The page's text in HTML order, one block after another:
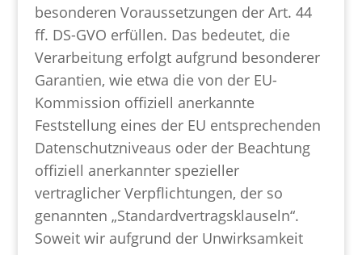
besonderen Voraussetzungen der Art. 44
ff. DS-GVO erfüllen. Das bedeutet, die
Verarbeitung erfolgt aufgrund besonderer
Garantien, wie etwa die von der EU-
Kommission offiziell anerkannte
Feststellung eines der EU entsprechenden
Datenschutzniveaus oder der Beachtung
offiziell anerkannter spezieller
vertraglicher Verpflichtungen, der so
genannten „Standardvertragsklauseln“.
Soweit wir aufgrund der Unwirksamkeit